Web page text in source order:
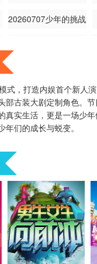
20260707少年的挑战
20260715纯享版
20260721-12
20260728少年的挑战
20260804-16
20260805
式，打造内娱首个新人
部古装大剧定制角色。
真实生活，更是一场少
们的成长与蜕变。